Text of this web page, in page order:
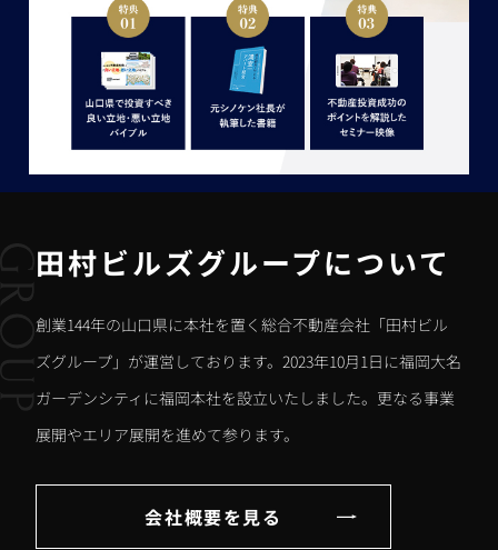
田村ビルズグループについて
創業144年の山口県に本社を置く総合不動産会社「田村ビル
ズグループ」が運営しております。2023年10月1日に福岡大名
ガーデンシティに福岡本社を設立いたしました。更なる事業
展開やエリア展開を進めて参ります。
会社概要を見る